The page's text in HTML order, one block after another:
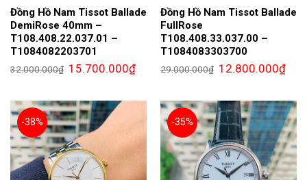
Đồng Hồ Nam Tissot Ballade
DemiRose 40mm –
T108.408.22.037.01 –
T1084082203701
32.000.000₫ Giá
gốc
15.700.000₫Giá
hiện
15.700.000₫.
Đồng Hồ Nam Tissot Ballade
FullRose
T108.408.33.037.00 –
T1084083303700
29.000.000₫ Giá
gốc
12.800.000₫Giá
hiện
-38%
-35%